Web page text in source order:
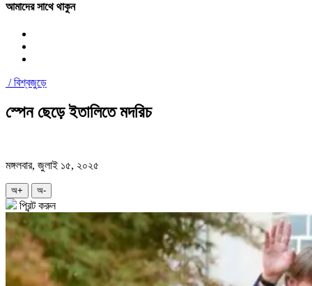
আমাদের সাথে থাকুন
/বিশ্বজুড়ে
স্পেন ছেড়ে ইতালিতে মদরিচ
মঙ্গলবার, জুলাই ১৫, ২০২৫
অ+ অ-
প্রিন্ট করুন